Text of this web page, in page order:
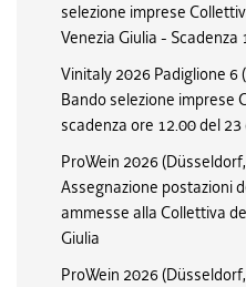
selezione imprese
Venezia Giulia -
Vinitaly 2026 Padiglione 6
Bando selezione imprese
scadenza ore 12.00 del
ProWein 2026
Assegnazione postazioni
ammesse alla Collettiva
Giulia
ProWein 2026